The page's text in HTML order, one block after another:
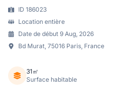
ID 186023
Location entière
Date de début 9 Aug, 2026
Bd Murat, 75016 Paris, France
31㎡
Surface habitable